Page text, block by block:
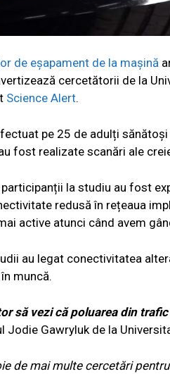
de eșapament de la mașină
cercetătorii de la
Science Alert.
pe 25 de adulți
fost realizate scanări ale
la studiu au fost
redusă în rețeaua
active atunci când avem
au legat conectivitatea
muncă.
să vezi că poluarea din
Jodie Gawryluk de la
de mai multe cercetări